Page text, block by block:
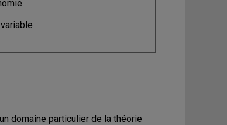
domaine particulier de la théorie